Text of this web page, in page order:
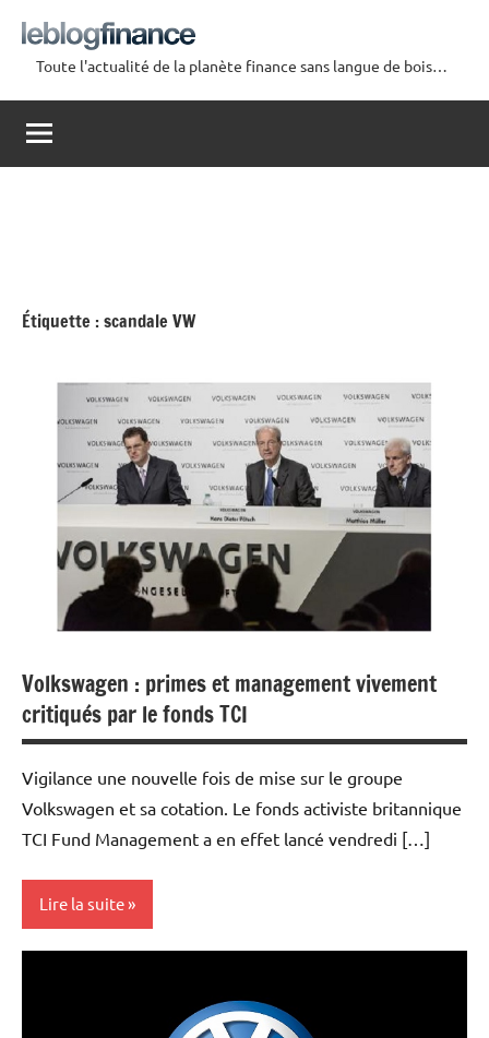
contenu
Le
Blog
Finance
Toute l'actualité de la planète finance sans langue de bois…
Étiquette :scandale VW
Volkswagen : primes et management vivement
critiqués par le fonds TCI
Vigilance une nouvelle fois de mise sur le groupe
Volkswagen et sa cotation. Le fonds activiste britannique
TCI Fund Management a en effet lancé vendredi […]
Lire la suite